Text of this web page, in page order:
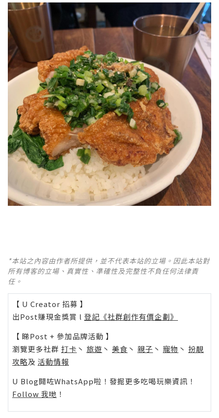
*本站之內容由作者所提供，並不代表本站的立場。因此本站對
所有博客的立場、真實性、準確性及完整性不負任何法律責
任。
【 U Creator 招募 】
出Post賺現金獎賞 l 登記《社群創作有價企劃》
【 睇Post + 參加品牌活動 】
瀏覽更多社群 打卡 丶 旅遊 丶 美食 丶 親子 丶 寵物 丶 扮靚
攻略及 活動情報
U Blog開咗WhatsApp啦！發掘更多吃喝玩樂資訊！
Follow 我哋 ！